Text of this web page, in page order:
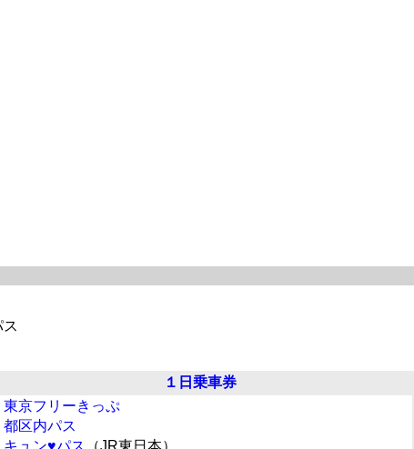
１日乗車券
東京フリーきっぷ
都区内パス
キュン♥パス （JR東日本）